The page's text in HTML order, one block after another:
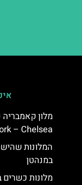
– Chelsea)
המלונות
במנהטן
מלונות כשרים